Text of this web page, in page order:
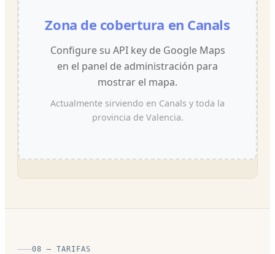
Zona de cobertura en Canals
Configure su API key de Google Maps
en el panel de administración para
mostrar el mapa.
Actualmente sirviendo en Canals y toda la
provincia de Valencia.
08 — TARIFAS